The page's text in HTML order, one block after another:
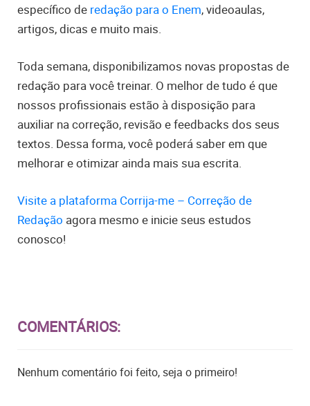
específico de redação para o Enem, videoaulas,
artigos, dicas e muito mais.
Toda semana, disponibilizamos novas propostas de
redação para você treinar. O melhor de tudo é que
nossos profissionais estão à disposição para
auxiliar na correção, revisão e feedbacks dos seus
textos. Dessa forma, você poderá saber em que
melhorar e otimizar ainda mais sua escrita.
Visite a plataforma Corrija-me – Correção de
Redação agora mesmo e inicie seus estudos
conosco!
COMENTÁRIOS:
Nenhum comentário foi feito, seja o primeiro!